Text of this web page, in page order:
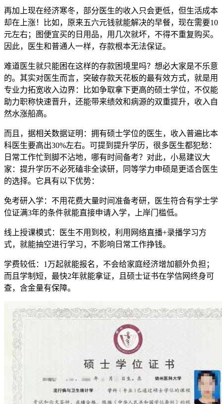
再加上现在经济寒冬，部分医生的收入只会更低，但生活成本
却在上涨！比如，原来五六元钱就能解决的早餐，现在需要10
元左右；图便宜买的日用品，用几次就坏，不得不重复购买。
因此，医生和普通人一样，存款根本无法保证。
难道医生就只能困在这样的存款困境里吗？想必大家是不乐意
的。其实对医生而言，突破存款天花板的最有效方式，就是用
专业力拓宽收入边界：比如争取拿下更高的硕士学位，不仅能
助力职称快速晋升，还能带来绩效和病源的双重提升，收入自
然水涨船高。
而且，据相关数据证明：拥有硕士学位的医生，收入普遍比本
科医生要高出30%左右。可提到提升学历，很多医生都犯愁：
日常工作忙到脚不沾地，哪有时间备考？对此，小易建议大
家：提升学历不必死磕非全读研，同等学力申硕是更适合医生
的选择。它具有以下优势：
免考研入学：不用花费大量时间准备考研，医生符合有学士学
位证满3年的条件就能直接申请入学，上岸门槛低。
线上授课模式：医生不用到校，利用网络直播+录播学习方
式，就能抽空进行学习，不影响日常工作挣钱。
学费较低：1万起就能报名，不会给家庭经济增加额外负担；
而且学制短，最快2年就能拿证，且硕士证书在学信网终身可
查，含金量有保障。